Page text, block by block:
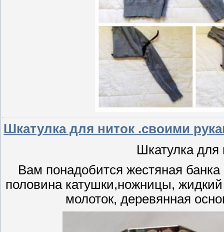
Шкатулка для ниток .своими
Шкатулка для
Вам понадобится жестяная
половина катушки,ножницы,
молоток, деревянная